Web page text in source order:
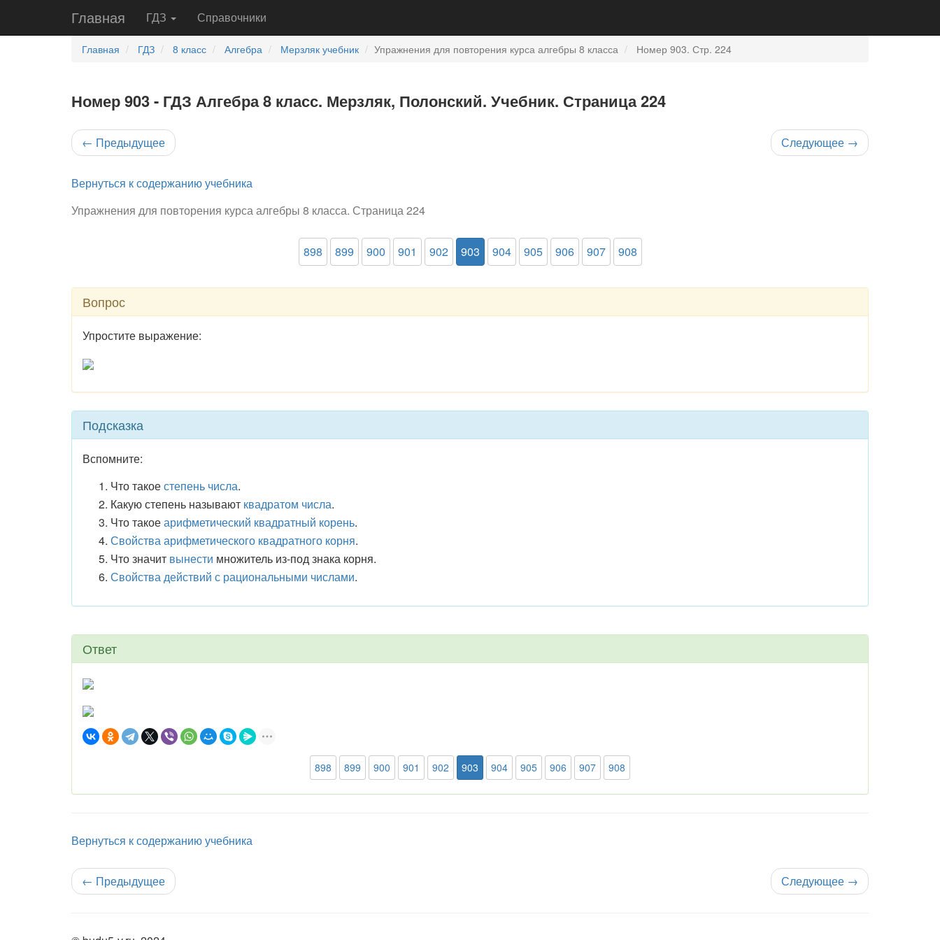
Главная ГДЗ Справочники
Главная ГДЗ 8 класс Алгебра Мерзляк учебник Упражнения для повторения курса алгебры 8 класса Номер 903. Стр. 224
Номер 903 - ГДЗ Алгебра 8 класс. Мерзляк, Полонский. Учебник. Страница 224
← Предыдущее Следующее →
Вернуться к содержанию учебника
Упражнения для повторения курса алгебры 8 класса. Страница 224
898 899 900 901 902 903 904 905 906 907 908
Вопрос
Упростите выражение:
Подсказка
Вспомните:
Что такоестепень числа.
Какую степень называют квадратом числа.
Что такоеарифметический квадратный корень.
Свойства арифметического квадратного корня.
Что значит вынести множитель из-под знака корня.
Свойства действий с рациональными числами.
Ответ
898 899 900 901 902 903 904 905 906 907 908
Вернуться к содержанию учебника
← Предыдущее Следующее →